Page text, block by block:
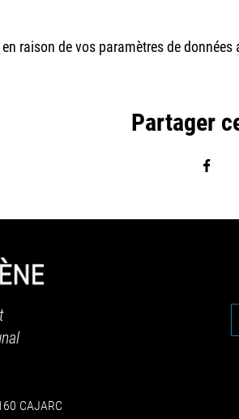
raison de vos paramètres de
Partager
CAJARC